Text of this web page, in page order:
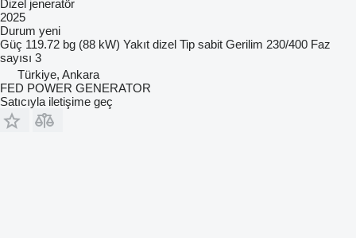
Dizel jeneratör
2025
Durum yeni
Güç 119.72 bg (88 kW) Yakıt dizel Tip sabit Gerilim 230/400 Faz
sayısı 3
Türkiye, Ankara
FED POWER GENERATOR
Satıcıyla iletişime geç